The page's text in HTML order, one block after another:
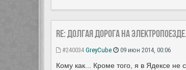
Re: Долгая дорога на электропоезде.
#240034 GreyCube 09 июн 2014, 00:06
Кому как... Кроме того, я в Ядексе